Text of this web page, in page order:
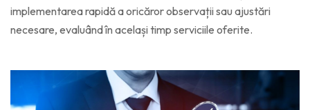
implementarea rapidă a oricăror observații sau ajustări
necesare, evaluând în același timp serviciile oferite.